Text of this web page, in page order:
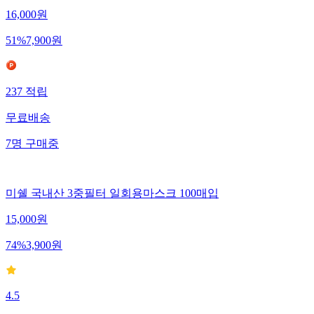
16,000원
51%7,900원
237 적립
무료배송
7명 구매중
미쉘 국내산 3중필터 일회용마스크 100매입
15,000원
74%3,900원
4.5